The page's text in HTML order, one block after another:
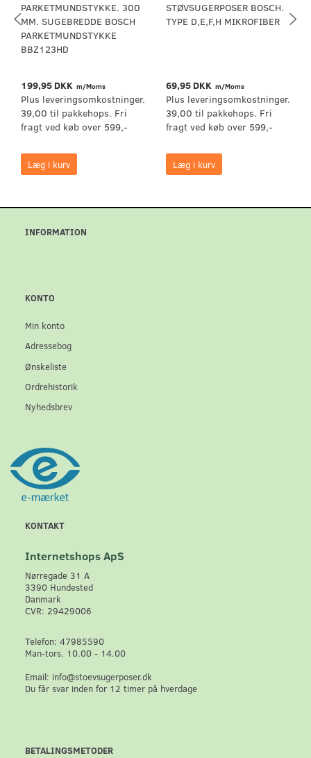
PARKETMUNDSTYKKE. 300
MM. SUGEBREDDE BOSCH
PARKETMUNDSTYKKE
BBZ123HD
199,95 DKK m/Moms
Plus leveringsomkostninger.
39,00 til pakkehops. Fri
fragt ved køb over 599,-
Læg i kurv
STØVSUGERPOSER BOSCH.
TYPE D,E,F,H MIKROFIBER
69,95 DKK m/Moms
Plus leveringsomkostninger.
39,00 til pakkehops. Fri
fragt ved køb over 599,-
Læg i kurv
INFORMATION
KONTO
Min konto
Adressebog
Ønskeliste
Ordrehistorik
Nyhedsbrev
KONTAKT
Internetshops ApS
Nørregade 31 A
3390 Hundested
Danmark
CVR: 29429006
Telefon: 47985590
Man-tors. 10.00 - 14.00
Email: info@stoevsugerposer.dk
Du får svar inden for 12 timer på hverdage
BETALINGSMETODER